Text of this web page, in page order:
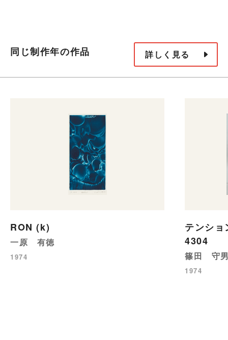
同じ制作年の作品 詳しく見る
RON (k)
一原 有徳
1974
テンシ
4304
篠田 守
1974